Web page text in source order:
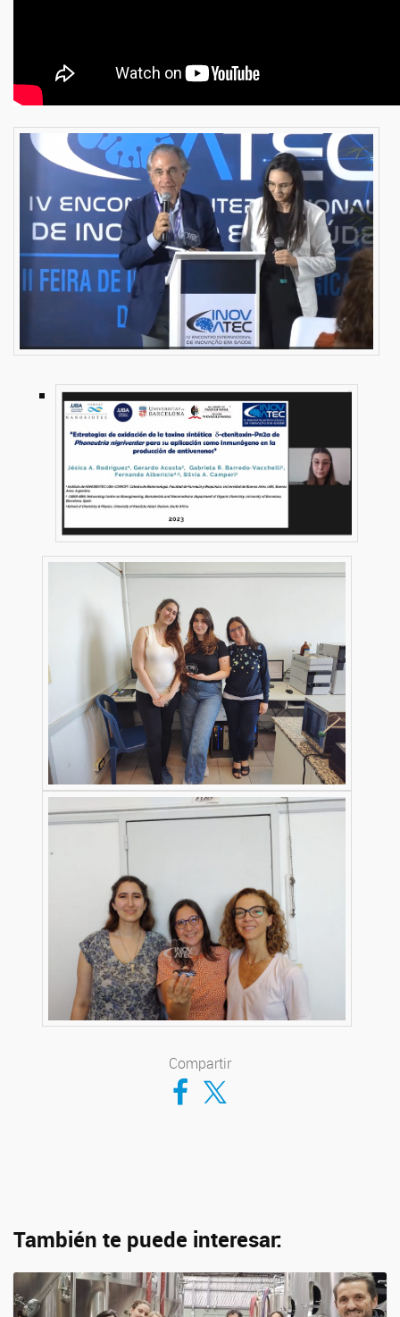
Compartir
Compartir en Facebook
Compartir en Twitter
También te puede interesar: